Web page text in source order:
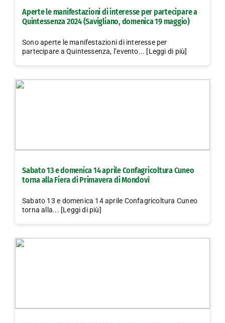
Aperte le manifestazioni di interesse per partecipare a
Quintessenza 2024 (Savigliano, domenica 19 maggio)
Sono aperte le manifestazioni di interesse per
partecipare a Quintessenza, l’evento... [Leggi di più]
Sabato 13 e domenica 14 aprile Confagricoltura Cuneo
torna alla Fiera di Primavera di Mondovì
Sabato 13 e domenica 14 aprile Confagricoltura Cuneo
torna alla... [Leggi di più]